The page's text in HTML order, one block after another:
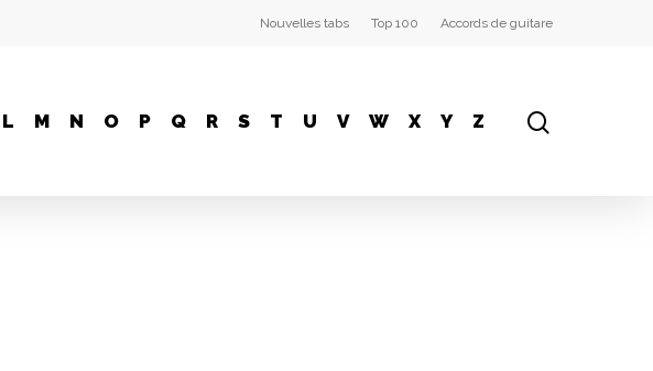
Nouvelles tabs Top 100 Accords de guitare
L M N O P Q R S T U V W X Y Z